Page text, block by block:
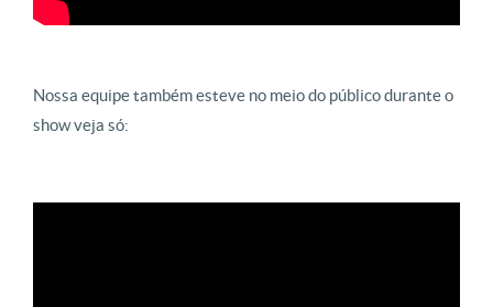
Nossa equipe também esteve no meio do público durante o
show veja só: